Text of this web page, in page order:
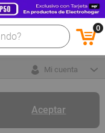
0
Mi cuenta
Aceptar